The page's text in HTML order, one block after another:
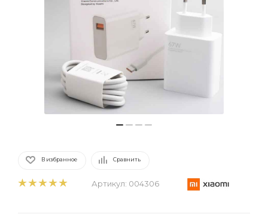
В избранное Сравнить
Артикул: 004306